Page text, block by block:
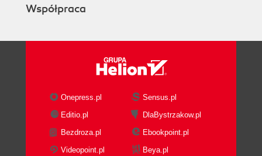
Współpraca
Onepress.pl
Sensus.pl
Editio.pl
DlaBystrzakow.pl
Bezdroza.pl
Ebookpoint.pl
Videopoint.pl
Beya.pl